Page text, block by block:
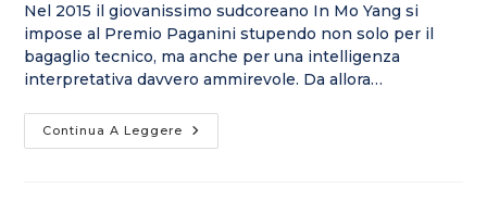
Nel 2015 il giovanissimo sudcoreano In Mo Yang si
impose al Premio Paganini stupendo non solo per il
bagaglio tecnico, ma anche per una intelligenza
interpretativa davvero ammirevole. Da allora…
Continua A Leggere